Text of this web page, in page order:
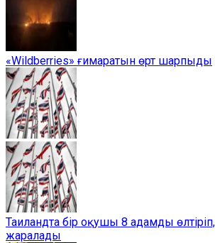
«Wildberries» ғимаратын өрт шарпыды
Таиландта бір оқушы 8 адамды
жаралады